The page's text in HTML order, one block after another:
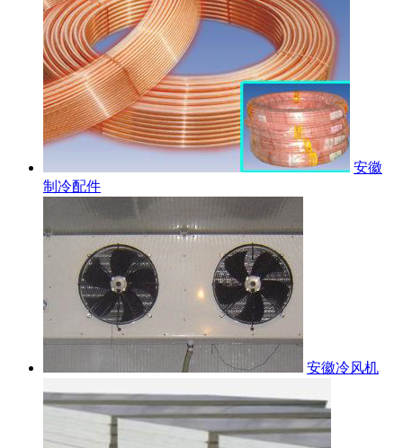
安徽
制冷配件
安徽冷风机